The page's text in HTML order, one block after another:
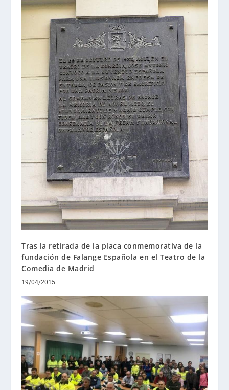
Tras la retirada de la placa conmemorativa de la
fundación de Falange Española en el Teatro de la
Comedia de Madrid
19/04/2015